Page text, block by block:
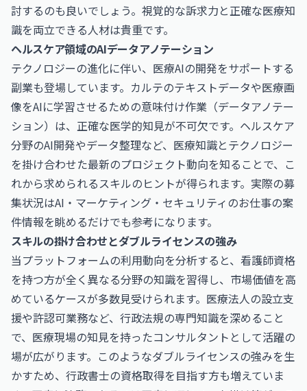
討するのも良いでしょう。視覚的な訴求力と正確な医療知
識を両立できる人材は貴重です。
ヘルスケア領域のAIデータアノテーション
テクノロジーの進化に伴い、医療AIの開発をサポートする
副業も登場しています。カルテのテキストデータや医療画
像をAIに学習させるための意味付け作業（データアノテー
ション）は、正確な医学的知見が不可欠です。ヘルスケア
分野のAI開発やデータ整理など、医療知識とテクノロジー
を掛け合わせた最新のプロジェクト動向を知ることで、こ
れから求められるスキルのヒントが得られます。実際の募
集状況はAI・マーケティング・セキュリティのお仕事の案
件情報を眺めるだけでも参考になります。
スキルの掛け合わせとダブルライセンスの強み
当プラットフォームの利用動向を分析すると、看護師資格
を持つ方が全く異なる分野の知識を習得し、市場価値を高
めているケースが多数見受けられます。医療法人の設立支
援や許認可業務など、行政法規の専門知識を深めること
で、医療現場の知見を持ったコンサルタントとして活躍の
場が広がります。このようなダブルライセンスの強みを生
かすため、 行政書士の資格取得を目指す方も増えていま